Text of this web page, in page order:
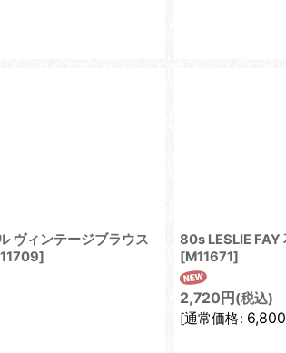
ヴィンテージブラウス
]
80s LESLIE FAY
[M11671]
2,720 円 (税込)
[通常価格: 6,800